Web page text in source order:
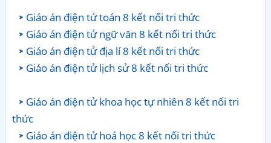
Giáo án điện tử toán 8 kết nối tri thức
Giáo án điện tử ngữ văn 8 kết nối tri thức
Giáo án điện tử địa lí 8 kết nối tri thức
Giáo án điện tử lịch sử 8 kết nối tri thức
Giáo án điện tử khoa học tự nhiên 8 kết nối tri
thức
Giáo án điện tử hoá học 8 kết nối tri thức